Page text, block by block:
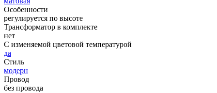
Особенности
регулируется по высоте
Трансформатор в комплекте
нет
С изменяемой цветовой температурой
да
Стиль
модерн
Провод
без провода